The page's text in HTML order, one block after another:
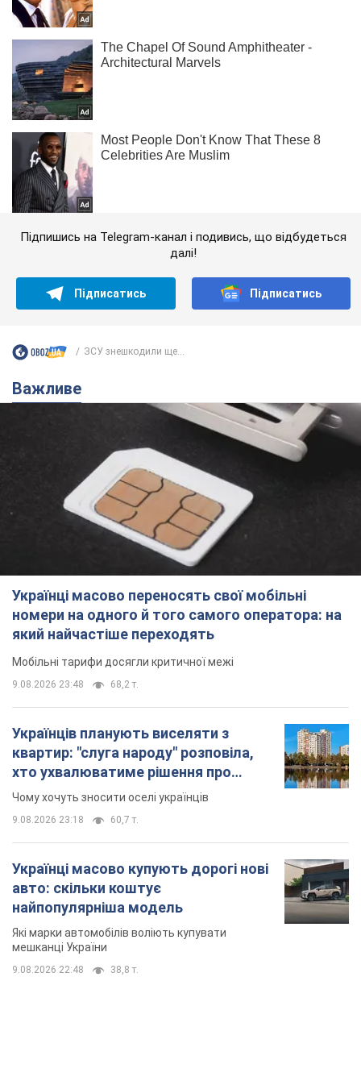
Підпишись на Telegram-канал і подивись, що відбудеться
далі!
Підписатись Підписатись
ЗСУ знешкодили ще...
Важливе
Українці масово переносять свої мобільні
номери на одного й того самого оператора: на
який найчастіше переходять
Мобільні тарифи досягли критичної межі
9.08.2026 23:48 68,2 т.
Українців планують виселяти з
квартир: "слуга народу" розповіла,
хто ухвалюватиме рішення про
знесення будинків
Чому хочуть зносити оселі українців
9.08.2026 23:18 60,7 т.
Українці масово купують дорогі нові
авто: скільки коштує
найпопулярніша модель
Які марки автомобілів воліють купувати
мешканці України
9.08.2026 22:48 38,8 т.